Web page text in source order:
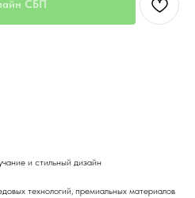
СБП
и стильный дизайн
технологий, премиальных материалов